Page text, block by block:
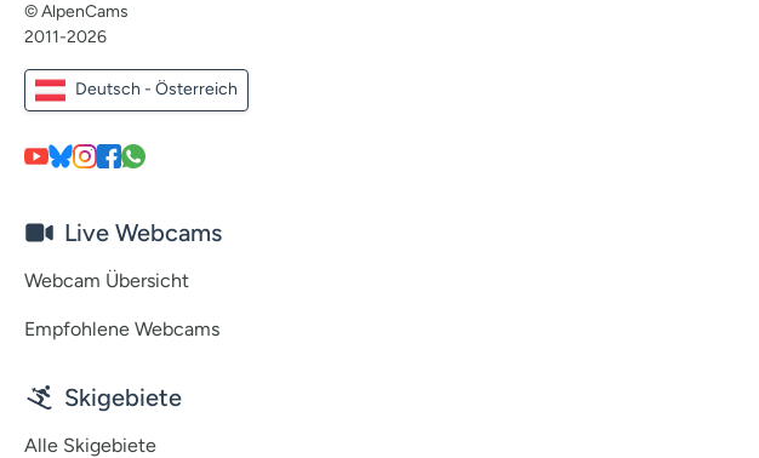
© AlpenCams
2011-2026
Deutsch - Österreich
Live Webcams
Webcam Übersicht
Empfohlene Webcams
Skigebiete
Alle Skigebiete